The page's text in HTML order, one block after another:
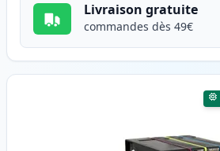
Livraison gratuite
commandes dès 49€